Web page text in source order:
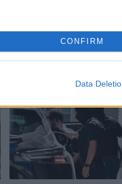
CONFIRM
Data
ΤΗΝ